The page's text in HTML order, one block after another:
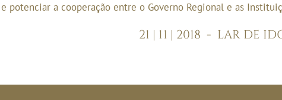
potenciar a cooperação entre o Governo Regional e as
21 | 11 | 2018 - LAR DE